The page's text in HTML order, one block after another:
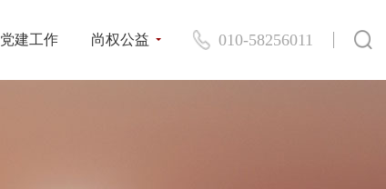
党建工作 尚权公益 010-58256011